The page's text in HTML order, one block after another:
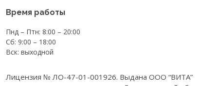
соответствуют концентрациям
индикан, скатол, фенолы, органические
кислоты).
Анализ чувствителен к контаминации и
питанию — строгое соблюдение
достоверности.
Время работы
Пнд – Птн: 8:00 – 20:00
Сб: 9:00 – 18:00
Вск: выходной
Лицензия № ЛО-47-01-001926. Выдана ООО “ВИТА”